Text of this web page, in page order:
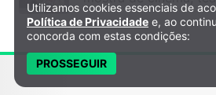
Política de Privacidade e Cookies
Utilizamos cookies essenciais de
Política de Privacidade e, ao
concorda com estas condições:
PROSSEGUIR